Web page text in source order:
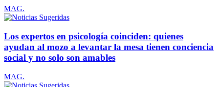
MAG.
Los expertos en psicología coinciden: quienes
ayudan al mozo a levantar la mesa tienen conciencia
social y no solo son amables
MAG.